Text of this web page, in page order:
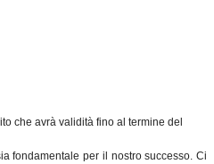
che avrà validità fino al termine del
fondamentale per il nostro successo. Ci